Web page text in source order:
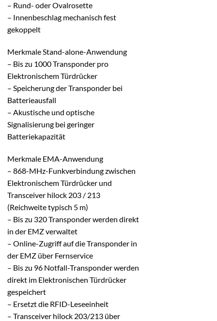
– Rund- oder Ovalrosette
– Innenbeschlag mechanisch fest
gekoppelt
Merkmale Stand-alone-Anwendung
– Bis zu 1000 Transponder pro
Elektronischem Türdrücker
– Speicherung der Transponder bei
Batterieausfall
– Akustische und optische
Signalisierung bei geringer
Batteriekapazität
Merkmale EMA-Anwendung
– 868-MHz-Funkverbindung zwischen
Elektronischem Türdrücker und
Transceiver hilock 203 / 213
(Reichweite typisch 5 m)
– Bis zu 320 Transponder werden direkt
in der EMZ verwaltet
– Online-Zugriff auf die Transponder in
der EMZ über Fernservice
– Bis zu 96 Notfall-Transponder werden
direkt im Elektronischen Türdrücker
gespeichert
– Ersetzt die RFID-Leseeinheit
– Transceiver hilock 203/213 über